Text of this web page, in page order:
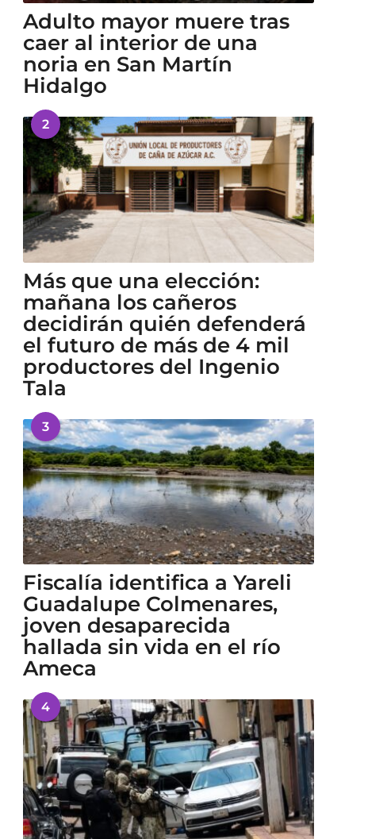
Adulto mayor muere tras
caer al interior de una
noria en San Martín
Hidalgo
2
Más que una elección:
mañana los cañeros
decidirán quién defenderá
el futuro de más de 4 mil
productores del Ingenio
Tala
3
Fiscalía identifica a Yareli
Guadalupe Colmenares,
joven desaparecida
hallada sin vida en el río
Ameca
4